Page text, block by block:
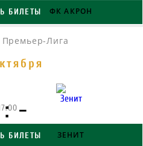
ФК АКРОН
БИЛЕТЫ
Премьер-Лига
-
ЗЕНИТ
БИЛЕТЫ